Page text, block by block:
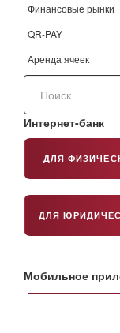
Финансовые рынки
QR-PAY
Аренда ячеек
Поиск
сайту
Интернет-банк
ДЛЯ
ДЛЯ
Мобильное